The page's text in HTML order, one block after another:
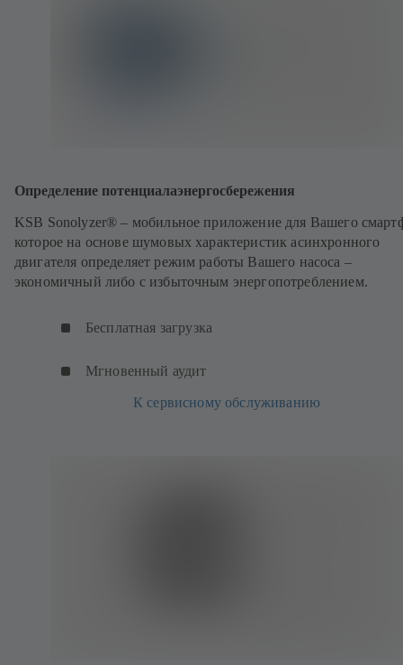
Определение потенциалаэнергосбережения
KSB Sonolyzer® – мобильное приложение для Вашего
которое на основе шумовых характеристик асинхронного
двигателя определяет режим работы Вашего насоса –
экономичный либо с избыточным энергопотреблением.
Бесплатная загрузка
Мгновенный аудит
К сервисному обслуживанию